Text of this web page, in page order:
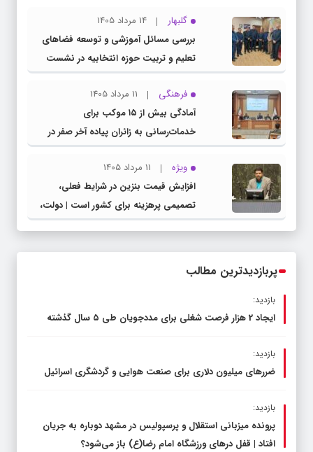
گلبهار
14 مرداد 1405
بررسی مسائل آموزشی و توسعه فضاهای
تعلیم و تربیت حوزه انتخابیه در نشست
مشترک عضو کمیسیون آموزش مجلس با
مدیرکل آموزش و پرورش خراسان رضوی
فرهنگی
11 مرداد 1405
آمادگی بیش از ۱۵ موکب برای
خدمات‌رسانی به زائران پیاده آخر صفر در
شهرستان چناران
ویژه
11 مرداد 1405
افزایش قیمت بنزین در شرایط فعلی،
تصمیمی پرهزینه برای کشور است | دولت،
قاچاق سوخت و عوامل اصلی ناترازی را
پربازدیدترین مطالب
بازدید:
ایجاد 2 هزار فرصت شغلی برای مددجویان طی ۵ سال گذشته
بازدید:
ضررهای میلیون دلاری برای صنعت هوایی و گردشگری اسرائیل
بازدید:
پرونده میزبانی استقلال و پرسپولیس در مشهد دوباره به جریان
افتاد | قفل در‌های ورزشگاه امام رضا(ع) باز می‌شود؟